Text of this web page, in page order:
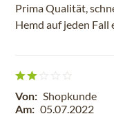
Prima Qualität,
Hemd auf jeden Fall
Von: Shopkunde
Am: 05.07.2022